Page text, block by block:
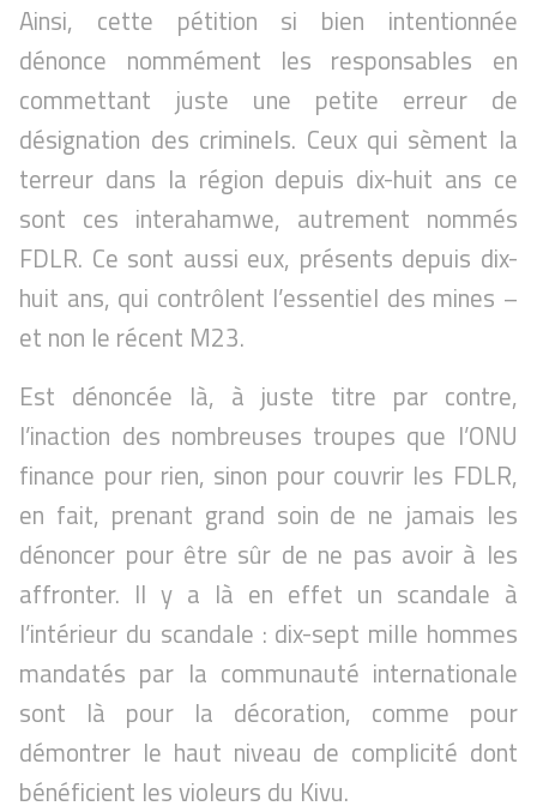
Ainsi, cette pétition si bien intentionnée
dénonce nommément les responsables en
commettant juste une petite erreur de
désignation des criminels. Ceux qui sèment la
terreur dans la région depuis dix-huit ans ce
sont ces interahamwe, autrement nommés
FDLR. Ce sont aussi eux, présents depuis dix-
huit ans, qui contrôlent l’essentiel des mines –
et non le récent M23.
Est dénoncée là, à juste titre par contre,
l’inaction des nombreuses troupes que l’ONU
finance pour rien, sinon pour couvrir les FDLR,
en fait, prenant grand soin de ne jamais les
dénoncer pour être sûr de ne pas avoir à les
affronter. Il y a là en effet un scandale à
l’intérieur du scandale : dix-sept mille hommes
mandatés par la communauté internationale
sont là pour la décoration, comme pour
démontrer le haut niveau de complicité dont
bénéficient les violeurs du Kivu.